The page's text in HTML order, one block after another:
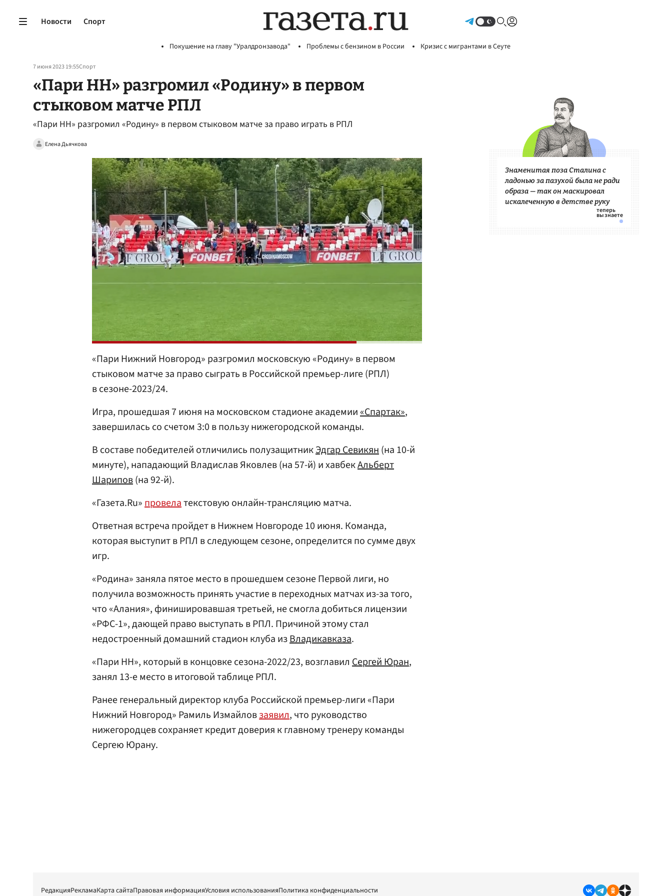
Новости Спорт
Покушение на главу "Уралдронзавода" Проблемы с бензином в России Кризис с мигрантами в Сеуте
7 июня 2023 19:55Спорт
«Пари НН» разгромил «Родину» в первом
стыковом матче РПЛ
«Пари НН» разгромил «Родину» в первом стыковом матче за право играть в РПЛ
Елена Дьячкова
«Пари Нижний Новгород» разгромил московскую «Родину» в первом
стыковом матче за право сыграть в Российской премьер-лиге (РПЛ)
в сезоне-2023/24.
Игра, прошедшая 7 июня на московском стадионе академии«Спартак»,
завершилась со счетом 3:0 в пользу нижегородской команды.
В составе победителей отличились полузащитникЭдгар Севикян(на 10-й
минуте), нападающий Владислав Яковлев (на 57-й) и хавбекАльберт
Шарипов(на 92-й).
«Газета.Ru»провелатекстовую онлайн-трансляцию матча.
Ответная встреча пройдет в Нижнем Новгороде 10 июня. Команда,
которая выступит в РПЛ в следующем сезоне, определится по сумме двух
игр.
«Родина» заняла пятое место в прошедшем сезоне Первой лиги, но
получила возможность принять участие в переходных матчах из-за того,
что «Алания», финишировавшая третьей, не смогла добиться лицензии
«РФС-1», дающей право выступать в РПЛ. Причиной этому стал
недостроенный домашний стадион клуба изВладикавказа.
«Пари НН», который в концовке сезона-2022/23, возглавил Сергей Юран,
занял 13-е место в итоговой таблице РПЛ.
Ранее генеральный директор клуба Российской премьер-лиги «Пари
Нижний Новгород» Рамиль Измайловзаявил, что руководство
нижегородцев сохраняет кредит доверия к главному тренеру команды
Сергею Юрану.
Знаменитая поза Сталина с
ладонью за пазухой была не ради
образа — так он маскировал
искалеченную в детстве руку
РедакцияРекламаКарта сайтаПравовая информацияУсловия использованияПолитика конфиденциальности